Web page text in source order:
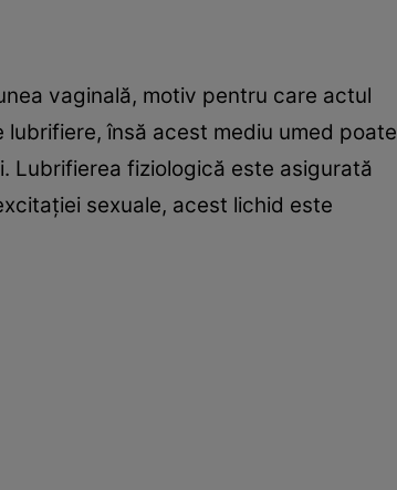
vaginală, motiv pentru care actul
însă acest mediu umed poate
Lubrifierea fiziologică este asigurată
sexuale, acest lichid este